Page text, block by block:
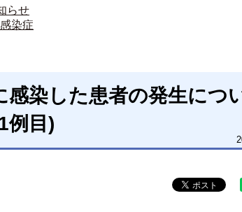
らせ
染症
染した患者の発生につ
例目)